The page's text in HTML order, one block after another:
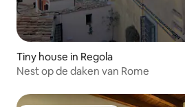
Tiny house in Regola
Nest op de daken van Rome